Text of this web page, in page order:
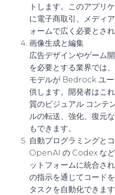
トします。このアプリ
に電子商取引、メディ
ォームで広く必要とされ
画像生成と編集
広告デザインやゲーム
を必要とする業界で
モデルが Bedrock ユー
供します。開発者はこ
質のビジュアル コンテ
ルの転送、強化、復元
もできます。
自動プログラミングと
OpenAI の Codex な
ットフォームに統合さ
の指示を通じてコード
タスクを自動化できま